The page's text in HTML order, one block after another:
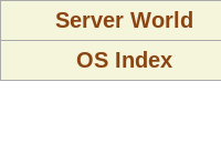
Server World
OS Index